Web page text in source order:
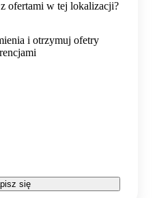
ofertami w tej lokalizacji?
i otrzymuj ofetry
się